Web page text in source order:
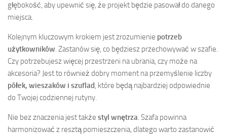
głębokość, aby upewnić się, że projekt będzie pasował do danego
miejsca.
Kolejnym kluczowym krokiem jest zrozumienie potrzeb
użytkowników. Zastanów się, co będziesz przechowywać w szafie.
Czy potrzebujesz więcej przestrzeni na ubrania, czy może na
akcesoria? Jest to również dobry moment na przemyślenie liczby
półek, wieszaków i szuflad, które będą najbardziej odpowiednie
do Twojej codziennej rutyny.
Nie bez znaczenia jest także styl wnętrza. Szafa powinna
harmonizować z resztą pomieszczenia, dlatego warto zastanowić